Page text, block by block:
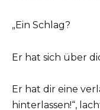
„Ein Schlag?
Er hat sich über
Er hat dir eine
hinterlassen!“,